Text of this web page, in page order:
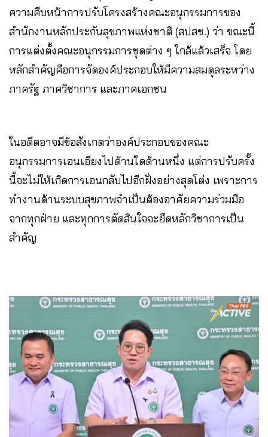
ความคืบหน้าการปรับโครงสร้างคณะอนุกรรมการของ
สำนักงานหลักประกันสุขภาพแห่งชาติ (สปสช.) ว่า ขณะนี้
การแต่งตั้งคณะอนุกรรมการชุดต่าง ๆ ใกล้แล้วเสร็จ โดย
หลักสำคัญคือการจัดองค์ประกอบให้มีความสมดุลระหว่าง
ภาครัฐ ภาควิชาการ และภาคเอกชน
ในอดีตอาจมีข้อสังเกตว่าองค์ประกอบของคณะ
อนุกรรมการเอนเอียงไปด้านใดด้านหนึ่ง แต่การปรับครั้ง
นี้จะไม่ให้เกิดการเอนกลับไปอีกฝั่งอย่างสุดโต่ง เพราะการ
ทำงานด้านระบบสุขภาพจำเป็นต้องอาศัยความร่วมมือ
จากทุกฝ่าย และทุกการตัดสินใจจะยึดหลักวิชาการเป็น
สำคัญ